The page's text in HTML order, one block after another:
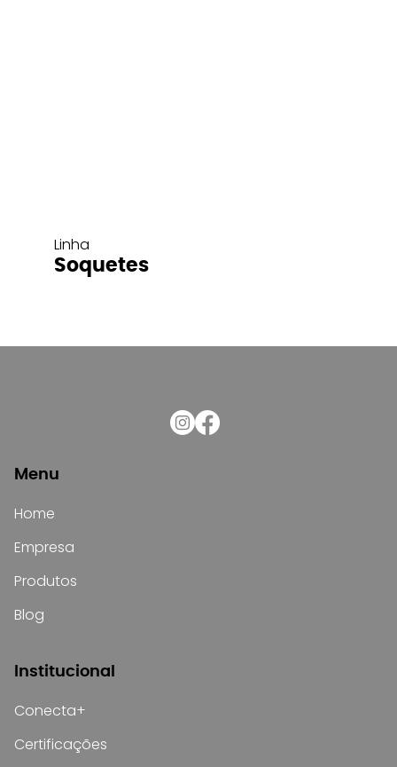
Linha
Soquetes
Menu
Home
Empresa
Produtos
Blog
Institucional
Conecta+
Certificações